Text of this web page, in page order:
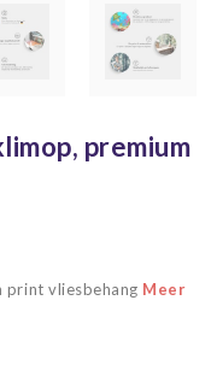
premium
print vliesbehang Meer